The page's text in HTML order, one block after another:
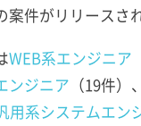
件がリリースさ
WEB系エンジニア
ンジニア （19件）、
用系システムエン